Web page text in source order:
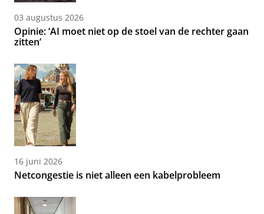
03 augustus 2026
Opinie: ‘AI moet niet op de stoel van de rechter gaan
zitten’
16 juni 2026
Netcongestie is niet alleen een kabelprobleem